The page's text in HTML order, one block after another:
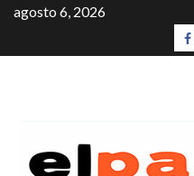
agosto 6, 2026